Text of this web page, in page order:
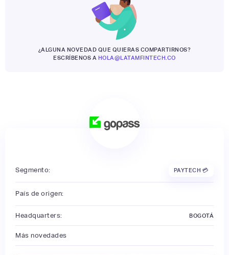
¿ALGUNA NOVEDAD QUE QUIERAS COMPARTIRNOS?
ESCRÍBENOS A HOLA@LATAMFINTECH.CO
Segmento: PAYTECH 💳
País de origen:
Headquarters: BOGOTÁ
Más novedades